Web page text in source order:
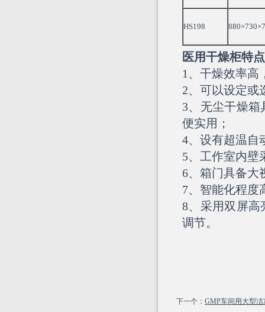
HS198
医用干燥柜特
1、干燥效率高
2、可以设定或
3、无尘干燥
便实用；
4、设有超温自
5、工作室内壁
6、箱门具备大
7、智能化程度
8、采用双屏高
调节。
下一个： GMP车间用大型